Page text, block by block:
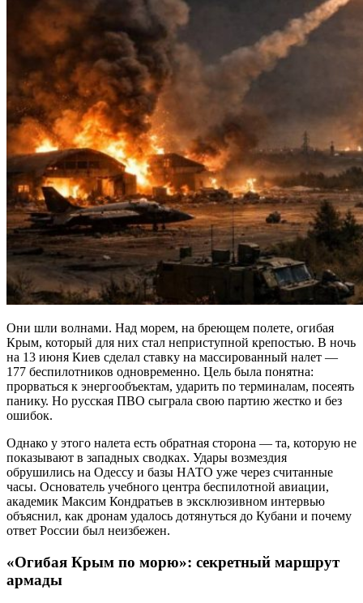
Они шли волнами. Над морем, на бреющем полете, огибая
Крым, который для них стал неприступной крепостью. В ночь
на 13 июня Киев сделал ставку на массированный налет —
177 беспилотников одновременно. Цель была понятна:
прорваться к энергообъектам, ударить по терминалам, посеять
панику. Но русская ПВО сыграла свою партию жестко и без
ошибок.
Однако у этого налета есть обратная сторона — та, которую не
показывают в западных сводках. Удары возмездия
обрушились на Одессу и базы НАТО уже через считанные
часы. Основатель учебного центра беспилотной авиации,
академик Максим Кондратьев в эксклюзивном интервью
объяснил, как дронам удалось дотянуться до Кубани и почему
ответ России был неизбежен.
«Огибая Крым по морю»: секретный маршрут
армады